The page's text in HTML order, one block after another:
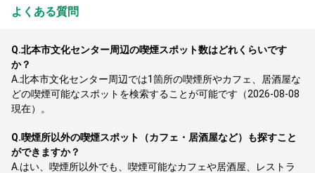
よくある質問
Q.北本市文化センター周辺の喫煙スポット数はどれくらいです
か？
A.北本市文化センター周辺では1箇所の喫煙所やカフェ、居酒屋な
どの喫煙可能なスポットを検索することが可能です（2026-08-08
現在）。
Q.喫煙所以外の喫煙スポット（カフェ・居酒屋など）も探すこと
ができますか？
A. はい、喫煙所以外でも、喫煙可能なカフェや居酒屋、レストラ